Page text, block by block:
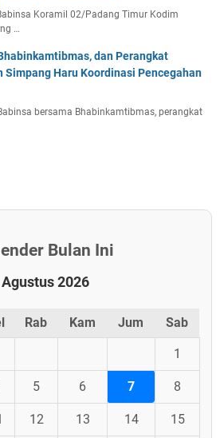
Koramil 02/Padang Timur Kodim
…
dan Perangkat
Simpang Haru Koordinasi Pencegahan
bersama Bhabinkamtibmas, perangkat
Bulan Ini
Agustus 2026
Rab Kam Jum Sab
1
5 6 7 8
12 13 14 15